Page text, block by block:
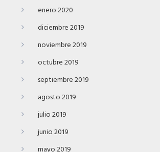
enero 2020
diciembre 2019
noviembre 2019
octubre 2019
septiembre 2019
agosto 2019
julio 2019
junio 2019